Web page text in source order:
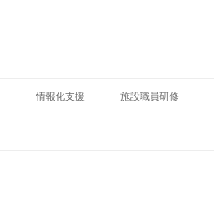
情報化支援 施設職員研修